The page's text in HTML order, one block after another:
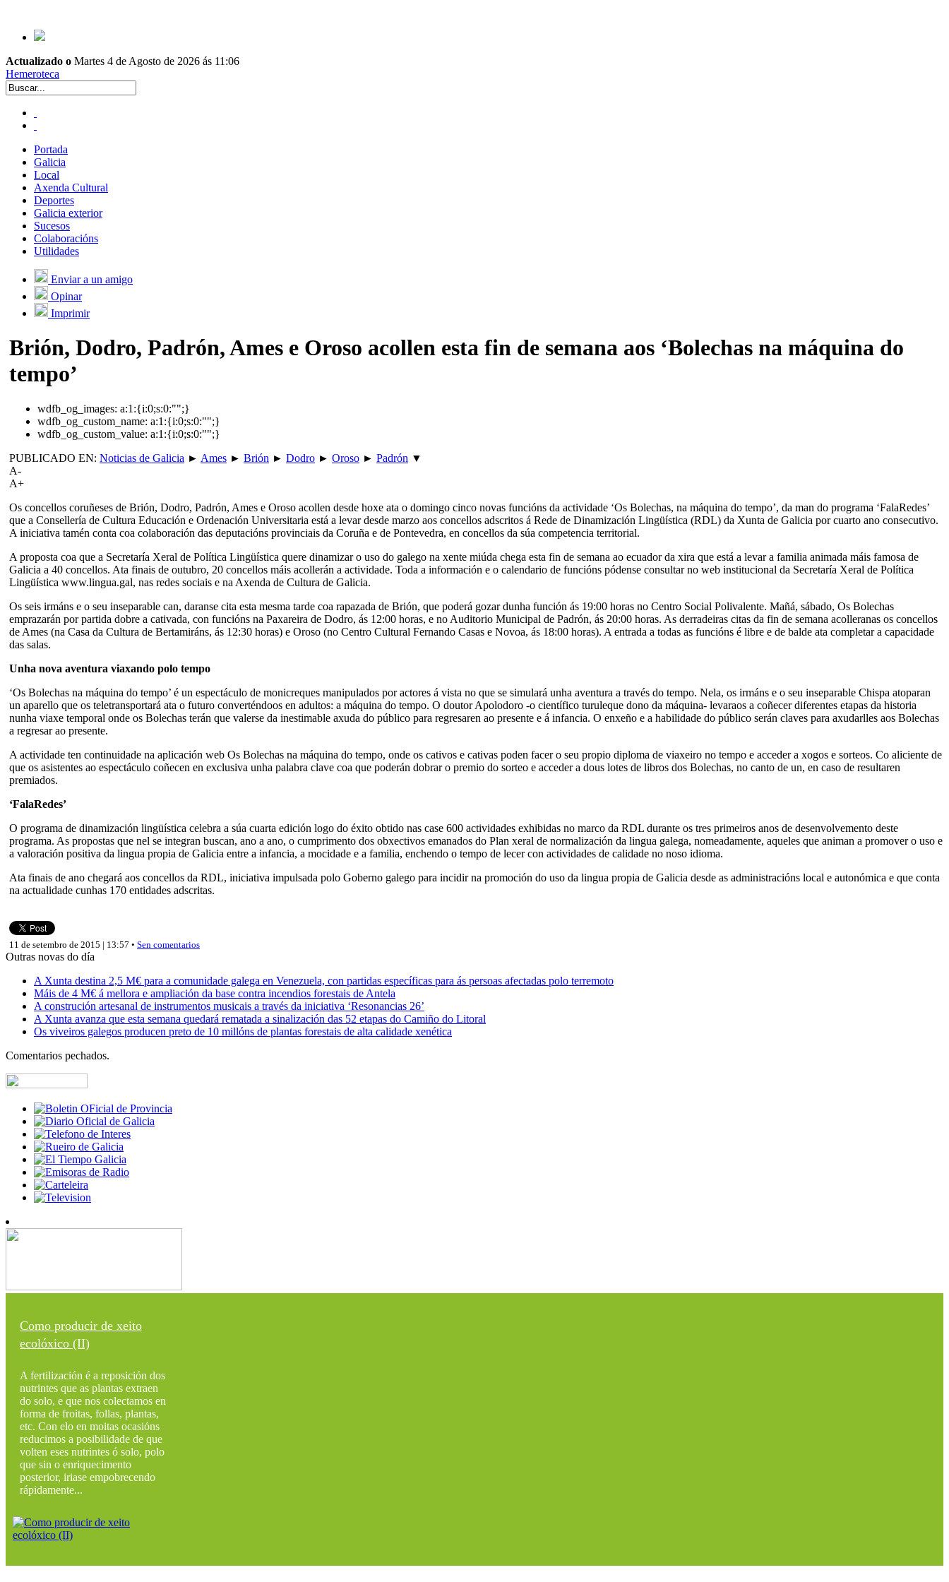
Actualizado o Martes 4 de Agosto de 2026 ás 11:06
Hemeroteca
Portada
Galicia
Local
Axenda Cultural
Deportes
Galicia exterior
Sucesos
Colaboracións
Utilidades
Enviar a un amigo
Opinar
Imprimir
Brión, Dodro, Padrón, Ames e Oroso acollen esta fin de semana aos ‘Bolechas na máquina do
tempo’
wdfb_og_images: a:1:{i:0;s:0:"";}
wdfb_og_custom_name: a:1:{i:0;s:0:"";}
wdfb_og_custom_value: a:1:{i:0;s:0:"";}
PUBLICADO EN: Noticias de Galicia ► Ames ► Brión ► Dodro ► Oroso ► Padrón ▼
A-
A+
Os concellos coruñeses de Brión, Dodro, Padrón, Ames e Oroso acollen desde hoxe ata o domingo cinco novas funcións da actividade ‘Os Bolechas, na máquina do tempo’, da man do programa ‘FalaRedes’
que a Consellería de Cultura Educación e Ordenación Universitaria está a levar desde marzo aos concellos adscritos á Rede de Dinamización Lingüística (RDL) da Xunta de Galicia por cuarto ano consecutivo.
A iniciativa tamén conta coa colaboración das deputacións provinciais da Coruña e de Pontevedra, en concellos da súa competencia territorial.
A proposta coa que a Secretaría Xeral de Política Lingüística quere dinamizar o uso do galego na xente miúda chega esta fin de semana ao ecuador da xira que está a levar a familia animada máis famosa de
Galicia a 40 concellos. Ata finais de outubro, 20 concellos máis acollerán a actividade. Toda a información e o calendario de funcións pódense consultar no web institucional da Secretaría Xeral de Política
Lingüística www.lingua.gal, nas redes sociais e na Axenda de Cultura de Galicia.
Os seis irmáns e o seu inseparable can, daranse cita esta mesma tarde coa rapazada de Brión, que poderá gozar dunha función ás 19:00 horas no Centro Social Polivalente. Mañá, sábado, Os Bolechas
emprazarán por partida dobre a cativada, con funcións na Paxareira de Dodro, ás 12:00 horas, e no Auditorio Municipal de Padrón, ás 20:00 horas. As derradeiras citas da fin de semana acolleranas os concellos
de Ames (na Casa da Cultura de Bertamiráns, ás 12:30 horas) e Oroso (no Centro Cultural Fernando Casas e Novoa, ás 18:00 horas). A entrada a todas as funcións é libre e de balde ata completar a capacidade
das salas.
Unha nova aventura viaxando polo tempo
‘Os Bolechas na máquina do tempo’ é un espectáculo de monicreques manipulados por actores á vista no que se simulará unha aventura a través do tempo. Nela, os irmáns e o seu inseparable Chispa atoparan
un aparello que os teletransportará ata o futuro converténdoos en adultos: a máquina do tempo. O doutor Apolodoro -o científico turuleque dono da máquina- levaraos a coñecer diferentes etapas da historia
nunha viaxe temporal onde os Bolechas terán que valerse da inestimable axuda do público para regresaren ao presente e á infancia. O enxeño e a habilidade do público serán claves para axudarlles aos Bolechas
a regresar ao presente.
A actividade ten continuidade na aplicación web Os Bolechas na máquina do tempo, onde os cativos e cativas poden facer o seu propio diploma de viaxeiro no tempo e acceder a xogos e sorteos. Co aliciente de
que os asistentes ao espectáculo coñecen en exclusiva unha palabra clave coa que poderán dobrar o premio do sorteo e acceder a dous lotes de libros dos Bolechas, no canto de un, en caso de resultaren
premiados.
‘FalaRedes’
O programa de dinamización lingüística celebra a súa cuarta edición logo do éxito obtido nas case 600 actividades exhibidas no marco da RDL durante os tres primeiros anos de desenvolvemento deste
programa. As propostas que nel se integran buscan, ano a ano, o cumprimento dos obxectivos emanados do Plan xeral de normalización da lingua galega, nomeadamente, aqueles que animan a promover o uso e
a valoración positiva da lingua propia de Galicia entre a infancia, a mocidade e a familia, enchendo o tempo de lecer con actividades de calidade no noso idioma.
Ata finais de ano chegará aos concellos da RDL, iniciativa impulsada polo Goberno galego para incidir na promoción do uso da lingua propia de Galicia desde as administracións local e autonómica e que conta
na actualidade cunhas 170 entidades adscritas.
11 de setembro de 2015 | 13:57 • Sen comentarios
Outras novas do día
A Xunta destina 2,5 M€ para a comunidade galega en Venezuela, con partidas específicas para ás persoas afectadas polo terremoto
Máis de 4 M€ á mellora e ampliación da base contra incendios forestais de Antela
A construción artesanal de instrumentos musicais a través da iniciativa ‘Resonancias 26’
A Xunta avanza que esta semana quedará rematada a sinalización das 52 etapas do Camiño do Litoral
Os viveiros galegos producen preto de 10 millóns de plantas forestais de alta calidade xenética
Comentarios pechados.
Como producir de xeito
ecolóxico (II)
A fertilización é a reposición dos
nutrintes que as plantas extraen
do solo, e que nos colectamos en
forma de froitas, follas, plantas,
etc. Con elo en moitas ocasións
reducimos a posibilidade de que
volten eses nutrintes ó solo, polo
que sin o enriquecimento
posterior, iriase empobrecendo
rápidamente...